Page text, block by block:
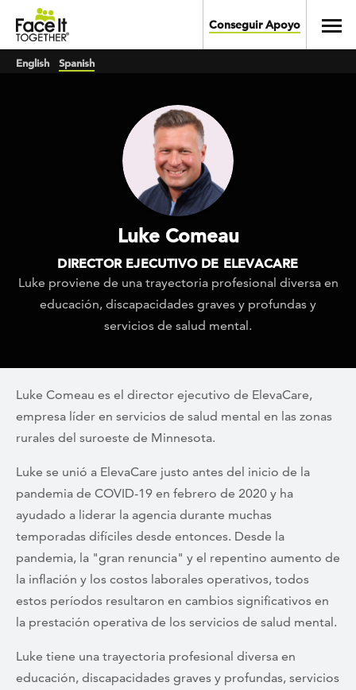
Skip to main content
Conseguir Apoyo
English Spanish
Luke Comeau
DIRECTOR EJECUTIVO DE ELEVACARE
Luke proviene de una trayectoria profesional diversa en
educación, discapacidades graves y profundas y
servicios de salud mental.
Luke Comeau es el director ejecutivo de ElevaCare,
empresa líder en servicios de salud mental en las zonas
rurales del suroeste de Minnesota.
Luke se unió a ElevaCare justo antes del inicio de la
pandemia de COVID-19 en febrero de 2020 y ha
ayudado a liderar la agencia durante muchas
temporadas difíciles desde entonces. Desde la
pandemia, la "gran renuncia" y el repentino aumento de
la inflación y los costos laborales operativos, todos
estos períodos resultaron en cambios significativos en
la prestación operativa de los servicios de salud mental.
Luke tiene una trayectoria profesional diversa en
educación, discapacidades graves y profundas, servicios